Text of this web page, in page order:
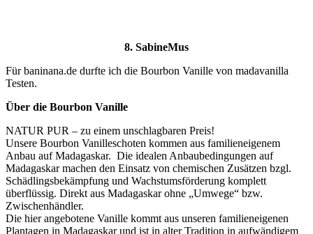
8. SabineMus
Für baninana.de durfte ich die Bourbon Vanille von madavanilla
Testen.
Über die Bourbon Vanille
NATUR PUR – zu einem unschlagbaren Preis!
Unsere Bourbon Vanilleschoten kommen aus familieneigenem
Anbau auf Madagaskar. Die idealen Anbaubedingungen auf
Madagaskar machen den Einsatz von chemischen Zusätzen bzgl.
Schädlingsbekämpfung und Wachstumsförderung komplett
überflüssig. Direkt aus Madagaskar ohne „Umwege“ bzw.
Zwischenhändler.
Die hier angebotene Vanille kommt aus unseren familieneigenen
Plantagen in Madagaskar und ist in alter Tradition in aufwändigem